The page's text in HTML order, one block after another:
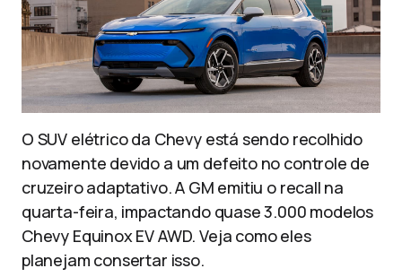
O SUV elétrico da Chevy está sendo recolhido
novamente devido a um defeito no controle de
cruzeiro adaptativo. A GM emitiu o recall na
quarta-feira, impactando quase 3.000 modelos
Chevy Equinox EV AWD. Veja como eles
planejam consertar isso.